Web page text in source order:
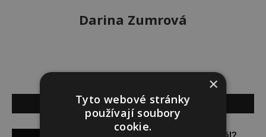
Darina Zumrová
SOUVISEJÍCÍ ČLÁNKY
×
Tyto webové stránky
používají soubory
cookie.